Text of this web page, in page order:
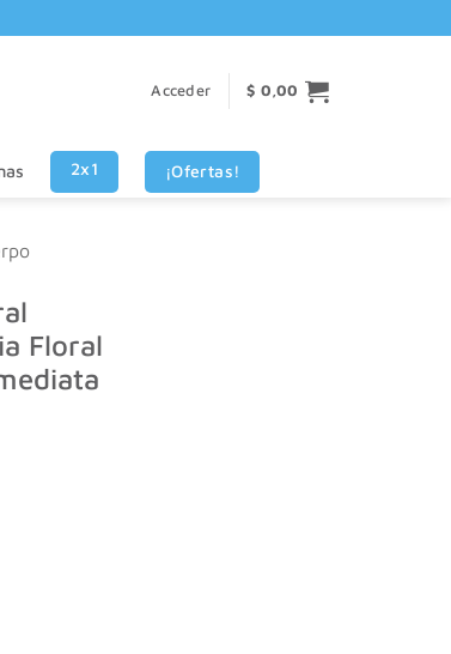
🚚 | 💳 3 CUOTAS SIN INTERES VISA - MASTERCARD
Acceder $ 0,00
2x1 ¡Ofertas!
Floral